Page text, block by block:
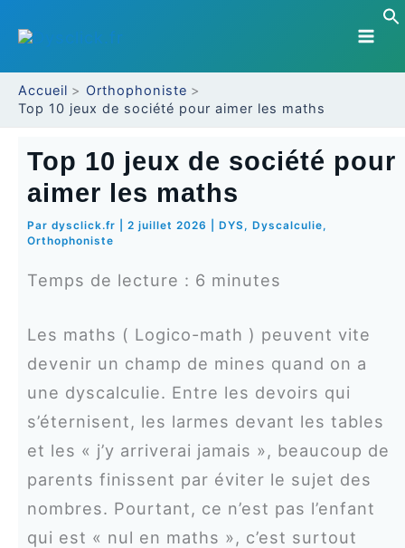
au
contenu
Accueil
Orthophoniste
Top 10 jeux de société pour aimer les maths
Top 10 jeux de société pour
aimer les maths
Par dysclick.fr 2 juillet 2026 DYS , Dyscalculie,
Orthophoniste
Temps de lecture : 6 minutes
Les maths ( Logico-math ) peuvent vite
devenir un champ de mines quand on a
une dyscalculie. Entre les devoirs qui
s’éternisent, les larmes devant les tables
et les « j’y arriverai jamais », beaucoup de
parents finissent par éviter le sujet des
nombres. Pourtant, ce n’est pas l’enfant
qui est « nul en maths », c’est surtout